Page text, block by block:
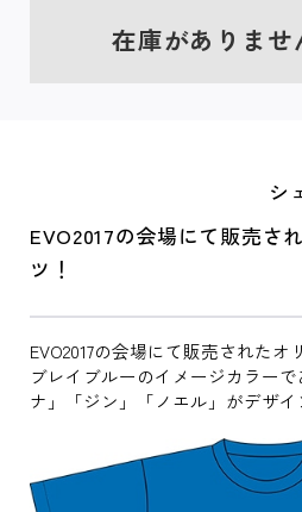
在庫がありませ
シ
EVO2017の会場にて販売さ
ツ！
EVO2017の会場にて販売されたオ
ブレイブルーのイメージカラー
ナ」「ジン」「ノエル」がデザイ